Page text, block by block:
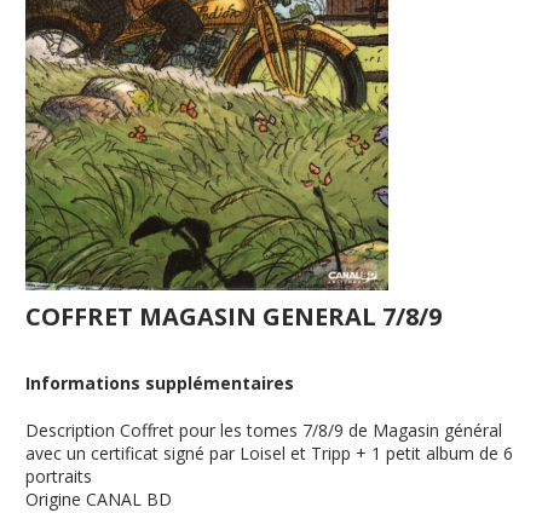
COFFRET MAGASIN GENERAL 7/8/9
Informations supplémentaires
Description Coffret pour les tomes 7/8/9 de Magasin général
avec un certificat signé par Loisel et Tripp + 1 petit album de 6
portraits
Origine CANAL BD